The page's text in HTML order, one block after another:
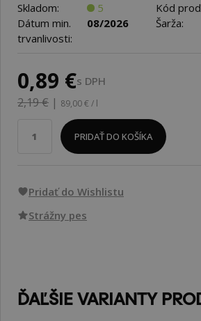
Skladom: 5 Kód
Dátum min.
trvanlivosti:
08/2026 Šarža:
0,89 €s DPH
2,19 € | 89,00 € / l
PRIDAŤ DO KOŠÍKA
Pridať do Wishlistu
Strážny pes
ĎAĽŠIE VARIANTY